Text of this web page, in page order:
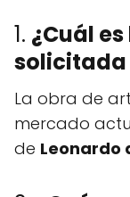
1. ¿Cuál
solicitada
La obra de
mercado
de Leonardo